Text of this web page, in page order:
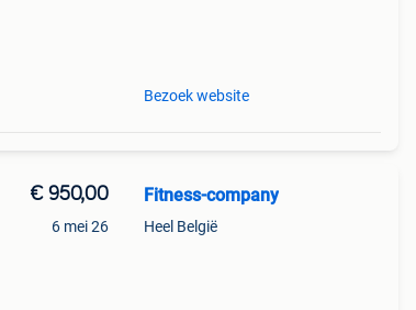
Bezoek website
€ 950,00
6 mei 26
Fitness-company
Heel België